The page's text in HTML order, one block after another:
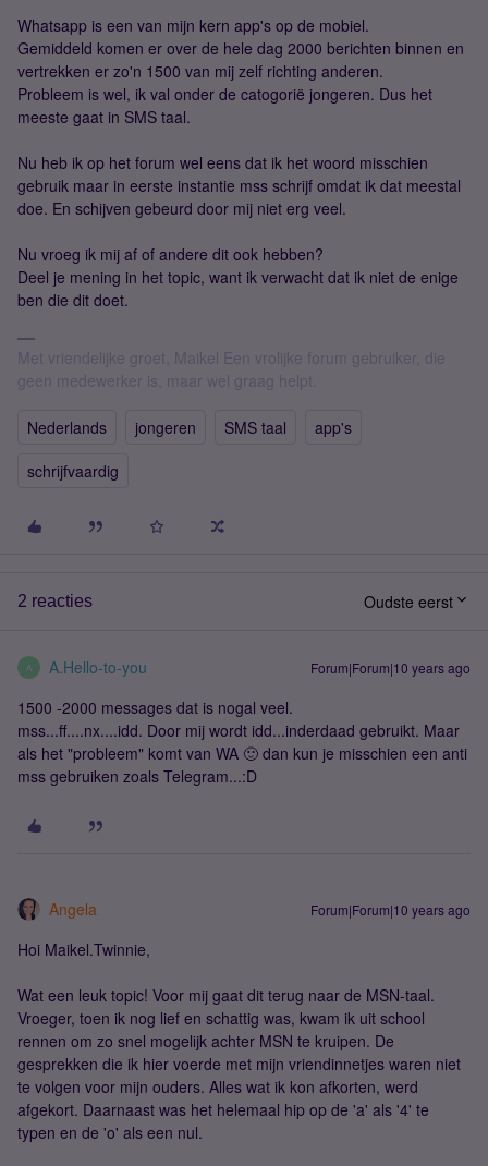
Whatsapp is een van mijn kern app's op de mobiel.
Gemiddeld komen er over de hele dag 2000 berichten binnen en
vertrekken er zo'n 1500 van mij zelf richting anderen.
Probleem is wel, ik val onder de catogorië jongeren. Dus het
meeste gaat in SMS taal.
Nu heb ik op het forum wel eens dat ik het woord misschien
gebruik maar in eerste instantie mss schrijf omdat ik dat meestal
doe. En schijven gebeurd door mij niet erg veel.
Nu vroeg ik mij af of andere dit ook hebben?
Deel je mening in het topic, want ik verwacht dat ik niet de enige
ben die dit doet.
Met vriendelijke groet, Maikel Een vrolijke forum gebruiker, die
geen medewerker is, maar wel graag helpt.
Nederlands jongeren SMS taal
app's
schrijfvaardig
2 reacties Oudste eerst
A A.Hello-to-you Forum|Forum|10 years ago
1500 -2000 messages dat is nogal veel.
mss...ff....nx....idd. Door mij wordt idd...inderdaad gebruikt. Maar
als het "probleem" komt van WA 🙂 dan kun je misschien een anti
mss gebruiken zoals Telegram...:D
Angela Forum|Forum|10 years ago
Hoi Maikel.Twinnie,
Wat een leuk topic! Voor mij gaat dit terug naar de MSN-taal.
Vroeger, toen ik nog lief en schattig was, kwam ik uit school
rennen om zo snel mogelijk achter MSN te kruipen. De
gesprekken die ik hier voerde met mijn vriendinnetjes waren niet
te volgen voor mijn ouders. Alles wat ik kon afkorten, werd
afgekort. Daarnaast was het helemaal hip op de 'a' als '4' te
typen en de 'o' als een nul.